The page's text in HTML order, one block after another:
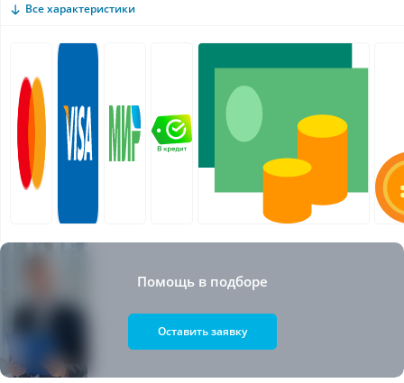
Все характеристики
Помощь в подборе
Оставить заявку